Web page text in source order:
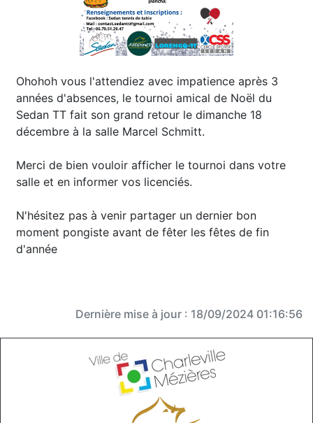
Ohohoh vous l'attendiez avec impatience après 3
années d'absences, le tournoi amical de Noël du
Sedan TT fait son grand retour le dimanche 18
décembre à la salle Marcel Schmitt.
Merci de bien vouloir afficher le tournoi dans votre
salle et en informer vos licenciés.
N'hésitez pas à venir partager un dernier bon
moment pongiste avant de fêter les fêtes de fin
d'année
Dernière mise à jour : 18/09/2024 01:16:56